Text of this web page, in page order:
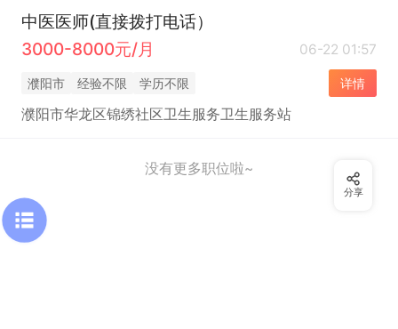
中医医师(直接拨打电话）
3000-8000元/月
06-22 01:57
濮阳市 经验不限 学历不限 详情
濮阳市华龙区锦绣社区卫生服务卫生服务站
没有更多职位啦~
分享